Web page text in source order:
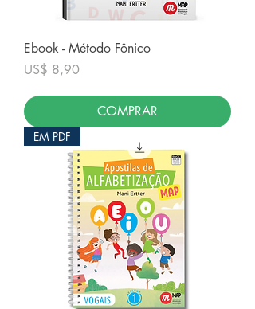
Ebook - Método Fônico
Preço
US$ 8,90
COMPRAR
EM PDF